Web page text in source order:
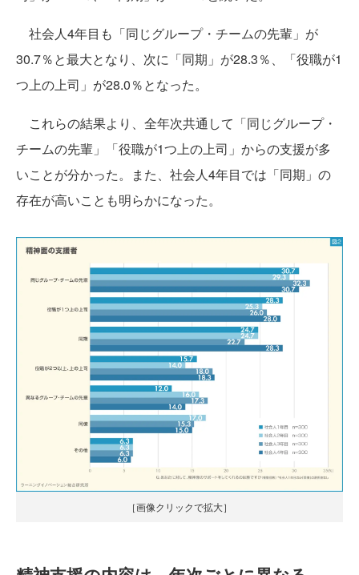
社会人4年目も「同じグループ・チームの先輩」が
30.7％と最大となり、次に「同期」が28.3％、「役職が1
つ上の上司」が28.0％となった。
これらの結果より、全年次共通して「同じグループ・
チームの先輩」「役職が1つ上の上司」からの支援が多
いことが分かった。また、社会人4年目では「同期」の
存在が高いことも明らかになった。
［画像クリックで拡大］